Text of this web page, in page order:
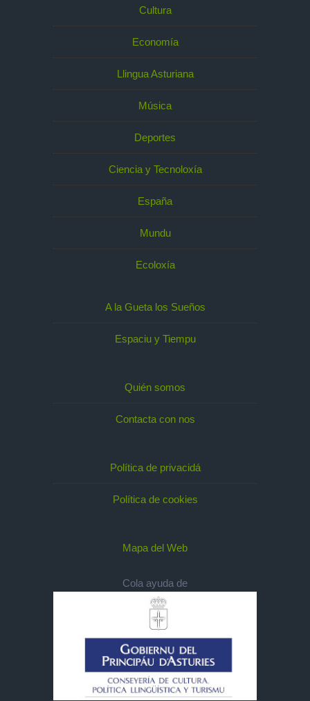
Cultura
Economía
Llingua Asturiana
Música
Deportes
Ciencia y Tecnoloxía
España
Mundu
Ecoloxía
A la Gueta los Sueños
Espaciu y Tiempu
Quién somos
Contacta con nos
Política de privacidá
Política de cookies
Mapa del Web
Cola ayuda de